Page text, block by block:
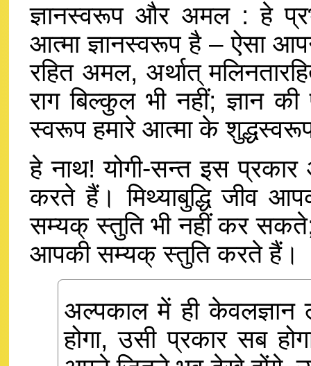
ज्ञानस्वरूप और अमल : हे
आत्मा ज्ञानस्वरूप है – ऐसा
रहित अमल, अर्थात्
राग बिल्कुल भी नहीं; ज्ञान
स्वरूप हमारे आत्मा के
हे नाथ! योगी-सन्त इस
करते हैं। मिथ्याबुद्धि जीव
सम्यक् स्तुति भी नहीं कर सकते;
आपकी सम्यक् स्तुति करते हैं।
अल्पकाल में ही
होगा, उसी प्रकार सब